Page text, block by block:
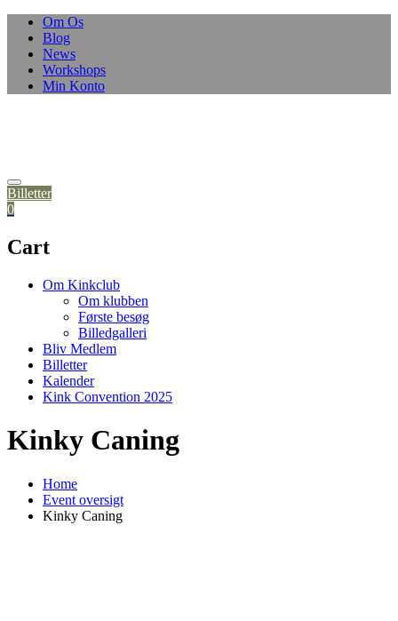
Om Os
Blog
News
Workshops
Min Konto
Billetter
0
Cart
Om Kinkclub
Om klubben
Første besøg
Billedgalleri
Bliv Medlem
Billetter
Kalender
Kink Convention 2025
Kinky Caning
Home
Event oversigt
Kinky Caning